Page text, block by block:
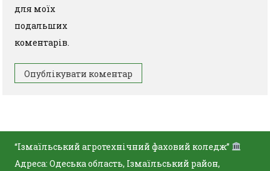
для моїх
подальших
коментарів.
“Ізмаїльський агротехнічний фаховий коледж”
Адреса: Одеська область, Ізмаїльський район,